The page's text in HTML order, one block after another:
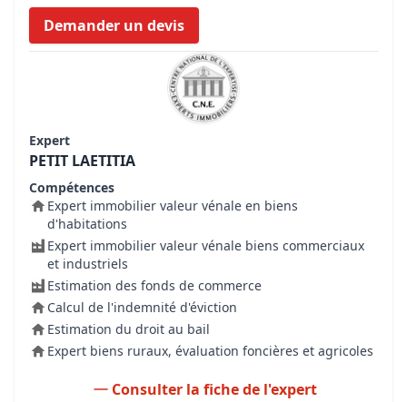
Demander un devis
Expert
PETIT LAETITIA
Compétences
Expert immobilier valeur vénale en biens
d'habitations
Expert immobilier valeur vénale biens commerciaux
et industriels
Estimation des fonds de commerce
Calcul de l'indemnité d'éviction
Estimation du droit au bail
Expert biens ruraux, évaluation foncières et agricoles
Consulter la fiche de l'expert